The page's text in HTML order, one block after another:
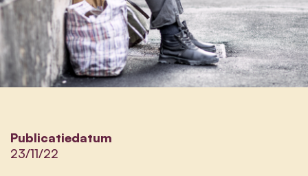
Publicatiedatum
23/11/22